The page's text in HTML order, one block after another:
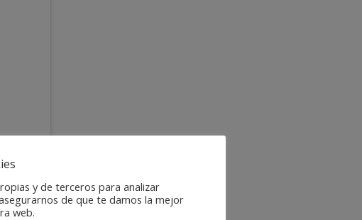
y de terceros para analizar
de que te damos la mejor
web.